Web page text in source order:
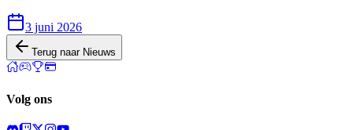
3 juni 2026
Terug naar Nieuws
Volg ons